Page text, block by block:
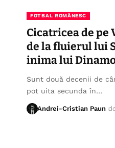
FOTBAL ROMÂNESC
Cicatricea de pe
de la fluierul lui
inima lui
Sunt două decenii de
pot uita secunda în…
Andrei-Cristian Paun